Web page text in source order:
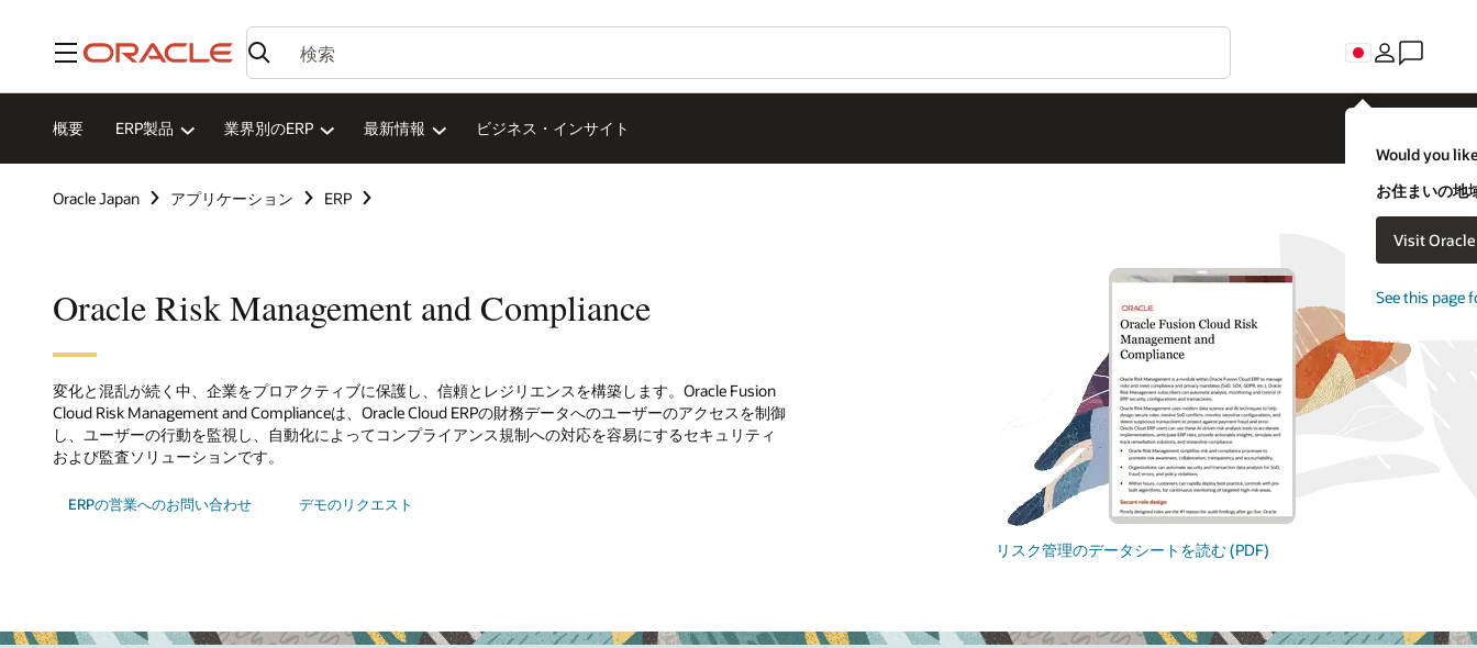
メニュー
Would you
お住まいの地
Visit
See this page
概要 ERP製品 業界別のERP 最新情報 ビジネス・インサイト
Oracle Japan アプリケーション ERP
Oracle Risk Management and Compliance
変化と混乱が続く中、企業をプロアクティブに保護し、信頼とレジリエンスを構築します。Oracle Fusion
Cloud Risk Management and Complianceは、Oracle Cloud ERPの財務データへのユーザーのアクセスを制御
し、ユーザーの行動を監視し、自動化によってコンプライアンス規制への対応を容易にするセキュリティ
および監査ソリューションです。
ERPの営業へのお問い合わせ デモのリクエスト
リスク管理のデータシートを読む (PDF)